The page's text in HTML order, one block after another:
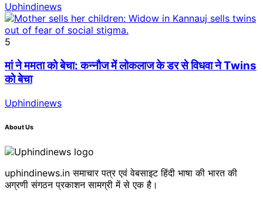
Uphindinews
5
मां ने ममता को बेचा: कन्नौज में लोकलाज के डर से विधवा ने Twins
को बेचा
Uphindinews
About Us
uphindinews.in समाचार पत्र एवं वेबसाइट हिंदी भाषा की भारत की
अग्रणी संगठन प्रकाशन सामग्री में से एक है।